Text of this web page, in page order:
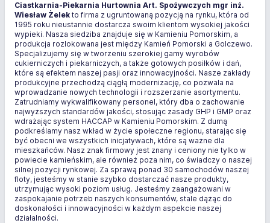
Ciastkarnia-Piekarnia Hurtownia Art. Spożywczych mgr inż.
Wiesław Żelek to firma z ugruntowaną pozycją na rynku, która od
1995 roku nieustannie dostarcza swoim klientom wysokiej jakości
wypieki. Nasza siedziba znajduje się w Kamieniu Pomorskim, a
produkcja rozlokowana jest między Kamień Pomorski a Golczewo.
Specjalizujemy się w tworzeniu szerokiej gamy wyrobów
cukierniczych i piekarniczych, a także gotowych posiłków i dań,
które są efektem naszej pasji oraz innowacyjności. Nasze zakłady
produkcyjne przechodzą ciągłą modernizację, co pozwala na
wprowadzanie nowych technologii i rozszerzanie asortymentu.
Zatrudniamy wykwalifikowany personel, który dba o zachowanie
najwyższych standardów jakości, stosując zasady GHP i GMP oraz
wdrażając system HACCAP w Kamieniu Pomorskim. Z dumą
podkreślamy nasz wkład w życie społeczne regionu, starając się
być obecni we wszystkich inicjatywach, które są ważne dla
mieszkańców. Nasz znak firmowy jest znany i ceniony nie tylko w
powiecie kamieńskim, ale również poza nim, co świadczy o naszej
silnej pozycji rynkowej. Za sprawą ponad 30 samochodów naszej
floty, jesteśmy w stanie szybko dostarczać nasze produkty,
utrzymując wysoki poziom usług. Jesteśmy zaangażowani w
zaspokajanie potrzeb naszych konsumentów, stale dążąc do
doskonałości i innowacyjności w każdym aspekcie naszej
działalności.